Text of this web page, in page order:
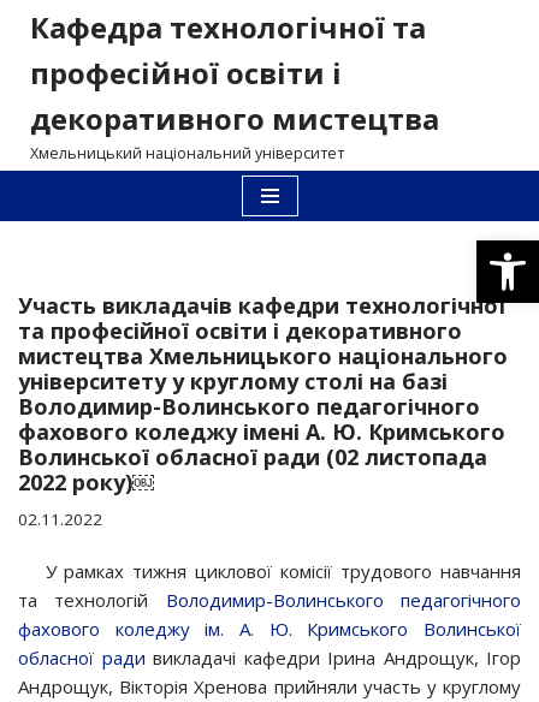
Перейти
вмісту
Кафедра технологічної та
професійної освіти і
декоративного мистецтва
Хмельницький національний університет
Участь викладачів кафедри технологічної
та професійної освіти і декоративного
мистецтва Хмельницького національного
університету у круглому столі на базі
Володимир-Волинського педагогічного
фахового коледжу імені А. Ю. Кримського
Волинської обласної ради (02 листопада
2022 року)￼
02.11.2022
У рамках тижня циклової комісії трудового навчання
та технологій Володимир-Волинського педагогічного
фахового коледжу ім. А. Ю. Кримського Волинської
обласної ради викладачі кафедри Ірина Андрощук, Ігор
Андрощук, Вікторія Хренова прийняли участь у круглому